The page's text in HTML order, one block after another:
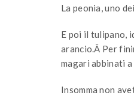
La peonia, uno
E poi il tulipano,
arancio.Â Per
magari abbinati
Insomma non